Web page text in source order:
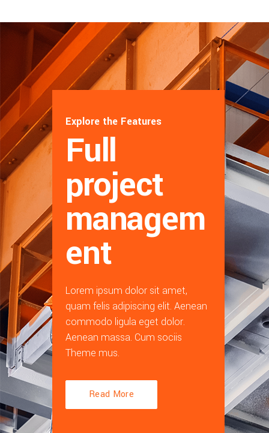
Explore the Features
Full
project
managem
ent
Lorem ipsum dolor sit amet,
quam felis adipiscing elit. Aenean
commodo ligula eget dolor.
Aenean massa. Cum sociis
Theme mus.
Read More